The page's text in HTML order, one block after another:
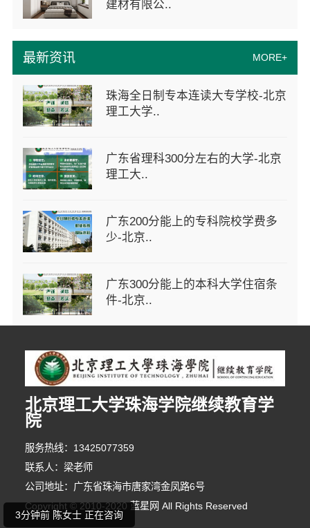
最新资讯 MORE+
珠海全日制专本连读大专学校-北京
理工大学..
广东省理科300分左右的大学-北京
理工大..
广东200分能上的专科院校学费多
少-北京..
广东300分能上的本科大学住宿条
件-北京..
建材有限公..
北京理工大学珠海学院继续教育学
院
服务热线：13425077359
联系人：梁老师
公司地址：广东省珠海市唐家湾金凤路6号
Copyright © 2010-2020 蓝星网 All Rights Reserved
2分钟前 代女士 正在咨询
6分钟前 林小姐 正在咨询
1分钟前 崔女士 正在咨询
3分钟前 陈女士 正在咨询